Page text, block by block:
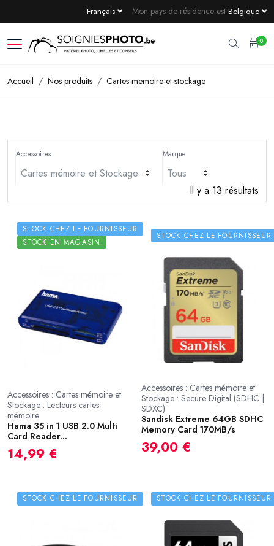
Mon pays de résidence est Belgique
Français
0
Accueil Nos produits Cartes-memoire-et-stockage
Accessoires Marque
Il y a 13 résultats
STOCK CHEZ LE FOURNISSEUR
STOCK EN MAGASIN
Accessoires : Cartes mémoire et
Stockage : Lecteurs cartes
mémoire
Hama 35 in 1 USB 2.0 Multi
Card Reader...
14,99 €
STOCK CHEZ LE FOURNISSEUR
Accessoires : Cartes mémoire et
Stockage : Secure Digital (SDHC |
SDXC)
Sandisk Extreme 64GB SDHC
Memory Card 170MB/s
39,00 €
STOCK CHEZ LE FOURNISSEUR STOCK CHEZ LE FOURNISSEUR